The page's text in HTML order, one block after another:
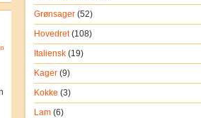
Grønsager (52)
Hovedret(108)
Italiensk (19)
Kager (9)
Kokke (3)
Lam (6)